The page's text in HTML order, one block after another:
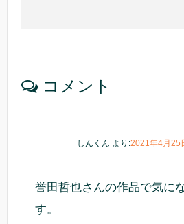
コメント
しんくん より:2021年4月25
誉田哲也さんの作品で気に
す。